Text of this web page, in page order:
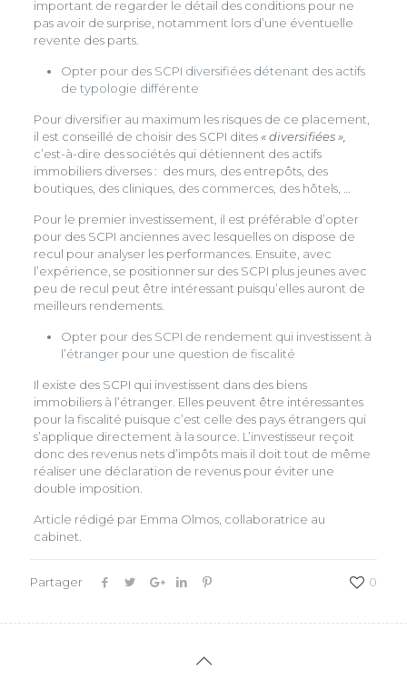
important de regarder le détail des conditions pour ne
pas avoir de surprise, notamment lors d’une éventuelle
revente des parts.
Opter pour des SCPI diversifiées détenant des actifs
de typologie différente
Pour diversifier au maximum les risques de ce placement,
il est conseillé de choisir des SCPI dites « diversifiées »,
c’est-à-dire des sociétés qui détiennent des actifs
immobiliers diverses : des murs, des entrepôts, des
boutiques, des cliniques, des commerces, des hôtels, …
Pour le premier investissement, il est préférable d’opter
pour des SCPI anciennes avec lesquelles on dispose de
recul pour analyser les performances. Ensuite, avec
l’expérience, se positionner sur des SCPI plus jeunes avec
peu de recul peut être intéressant puisqu’elles auront de
meilleurs rendements.
Opter pour des SCPI de rendement qui investissent à
l’étranger pour une question de fiscalité
Il existe des SCPI qui investissent dans des biens
immobiliers à l’étranger. Elles peuvent être intéressantes
pour la fiscalité puisque c’est celle des pays étrangers qui
s’applique directement à la source. L’investisseur reçoit
donc des revenus nets d’impôts mais il doit tout de même
réaliser une déclaration de revenus pour éviter une
double imposition.
Article rédigé par Emma Olmos, collaboratrice au
cabinet.
Partager 0